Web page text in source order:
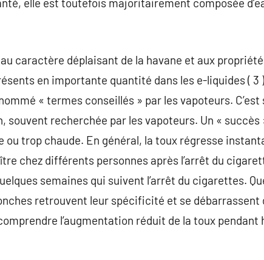
caractère déplaisant de la havane et aux
en importante quantité dans les e-liquides ( 3
« termes conseillés » par les vapoteurs.
recherchée par les vapoteurs. Un «
ou trop chaude. En général, la toux régresse
chez différents personnes après l’arrêt du
semaines qui suivent l’arrêt du cigarettes.
retrouvent leur spécificité et se débarrassent
l’augmentation réduit de la toux pendant